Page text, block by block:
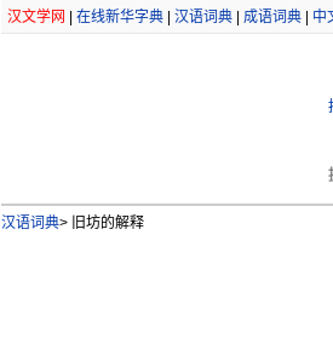
汉文学网 在线新华字典| 汉语词典| 成语词典| 中
汉语词典>旧坊的解释